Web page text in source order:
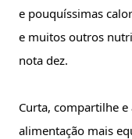
e pouquíssimas
e muitos outros
nota dez.
Curta, compartilhe
alimentação mais